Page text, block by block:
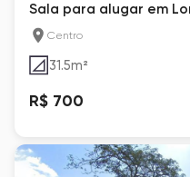
Sala para alugar em
Centro
31.5m²
R$ 700